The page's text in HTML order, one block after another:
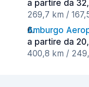
a partire da
269,7 km /
Amburgo
a partire da
400,8 km /